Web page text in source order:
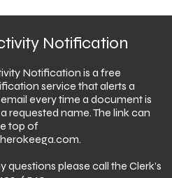
Notification
Notification is a free
service that alerts a
every time a document is
requested name. The link can
top of
questions please call the Clerk’s